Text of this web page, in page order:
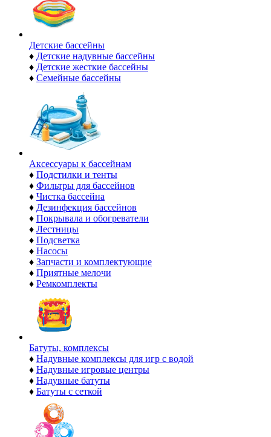
Детские бассейны
♦ Детские надувные бассейны
♦ Детские жесткие бассейны
♦ Семейные бассейны
Аксессуары к бассейнам
♦ Подстилки и тенты
♦ Фильтры для бассейнов
♦ Чистка бассейна
♦ Дезинфекция бассейнов
♦ Покрывала и обогреватели
♦ Лестницы
♦ Подсветка
♦ Насосы
♦ Запчасти и комплектующие
♦ Приятные мелочи
♦ Ремкомплекты
Батуты, комплексы
♦ Надувные комплексы для игр с водой
♦ Надувные игровые центры
♦ Надувные батуты
♦ Батуты с сеткой